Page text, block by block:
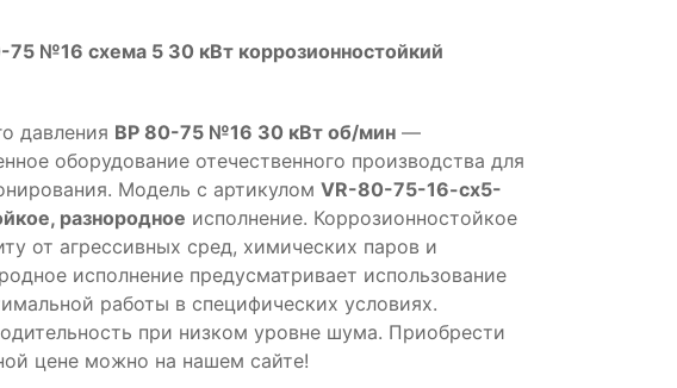
№16 схема 5 30 кВт коррозионностойкий
давления ВР 80-75 №16 30 кВт об/мин —
оборудование отечественного производства для
Модель с артикулом VR-80-75-16-cx5-
разнородное исполнение. Коррозионностойкое
от агрессивных сред, химических паров и
исполнение предусматривает использование
работы в специфических условиях.
при низком уровне шума. Приобрести
цене можно на нашем сайте!